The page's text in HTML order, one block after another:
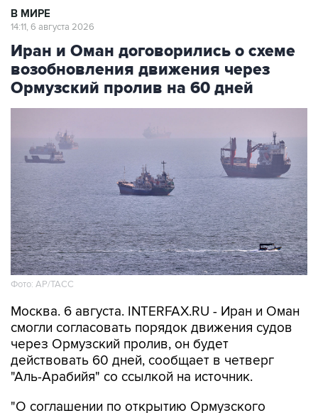
В МИРЕ
14:11, 6 августа 2026
Иран и Оман договорились о схеме
возобновления движения через
Ормузский пролив на 60 дней
Фото: AP/ТАСС
Москва. 6 августа. INTERFAX.RU - Иран и Оман
смогли согласовать порядок движения судов
через Ормузский пролив, он будет
действовать 60 дней, сообщает в четверг
"Аль-Арабийя" со ссылкой на источник.
"О соглашении по открытию Ормузского